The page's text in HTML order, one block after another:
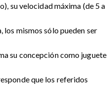
su velocidad máxima (de 5 a
los mismos sólo pueden ser
su concepción como juguete
que los referidos